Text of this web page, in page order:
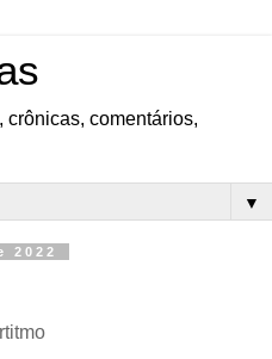
crônicas, comentários,
▼
2022